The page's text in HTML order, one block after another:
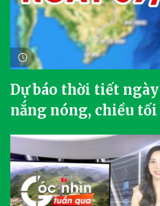
Dự báo thời tiết
nắng nóng, chiều tối